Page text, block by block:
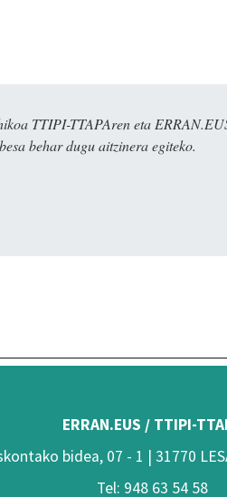
TTIPI-TTAPAren eta
behar dugu aitzinera egiteko.
ERRAN.EUS / TTIPI-
bidea, 07 - 1 | 31770
Tel: 948 63 54 58